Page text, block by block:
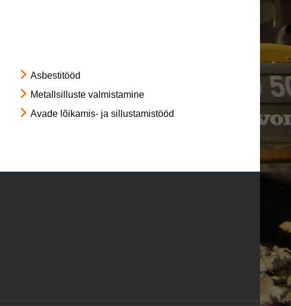
Asbestitööd
Metallsilluste valmistamine
Avade lõikamis- ja sillustamistööd